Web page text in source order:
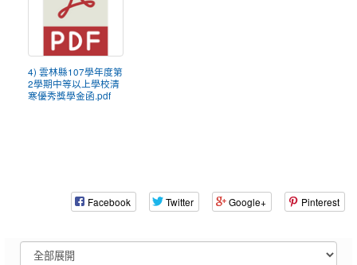
4) 雲林縣107學年度第
2學期中等以上學校清
寒優秀獎學金函.pdf
Facebook Twitter Google+ Pinterest